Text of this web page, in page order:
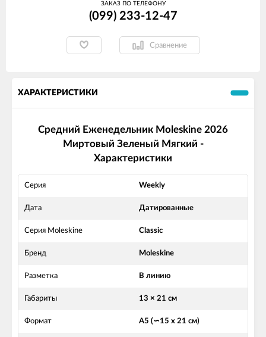
ЗАКАЗ ПО ТЕЛЕФОНУ
(099) 233-12-47
Сравнение
ХАРАКТЕРИСТИКИ
Средний Еженедельник Moleskine 2026
Миртовый Зеленый Мягкий -
Характеристики
Серия Weekly
Дата Датированные
Серия Moleskine Classic
Бренд Moleskine
Разметка В линию
Габариты 13 × 21 см
Формат А5 (∽15 х 21 см)